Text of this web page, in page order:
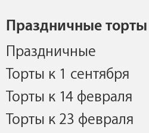
Праздничные торты
Праздничные
Торты к 1 сентября
Торты к 14 февраля
Торты к 23 февраля